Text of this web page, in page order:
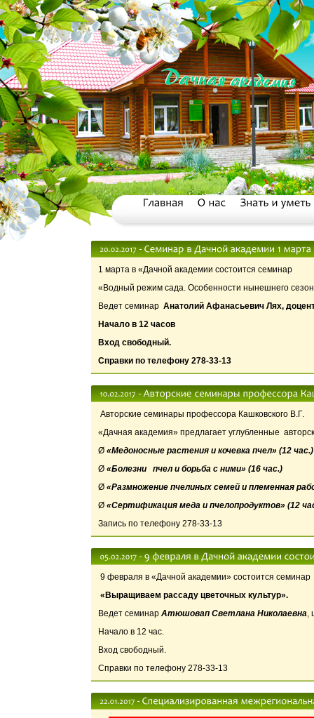
1 марта в «Дачной академии состоится семинар
«Водный режим сада. Особенности нынешнего
Ведет семинар Анатолий Афанасьевич Лях,
Начало в 12 часов
Вход свободный.
Справки по телефону 278-33-13
Авторские семинары профессора Кашковского В.Г.
«Дачная академия» предлагает углубленные
Ø «Медоносные растения и кочевка пчел» (12 час.)
Ø «Болезни пчел и борьба с ними» (16 час.)
Ø «Размножение пчелиных семей и племенная
Ø «Сертификация меда и пчелопродуктов» (12
Запись по телефону 278-33-13
9 февраля в «Дачной академии» состоится семинар
«Выращиваем рассаду цветочных культур».
Ведет семинар Атюшовап Светлана Николаевна,
Начало в 12 час.
Вход свободный.
Справки по телефону 278-33-13